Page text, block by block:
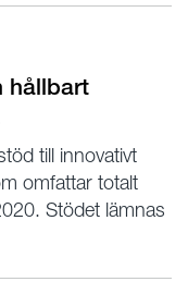
hållbart
till innovativt
omfattar totalt
Stödet lämnas